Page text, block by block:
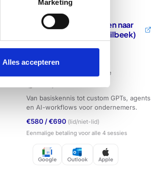
Marketing
Alles accepteren
ChatGPT: Van prompten naar
AI-workflows (Asse-Dilbeek)
Sessie2van4
13:30 - 17:15
Regio Asse-Dilbeek, Asse
Van basiskennis tot custom GPTs, agents
en AI-workflows voor ondernemers.
€580 /€690 (lid/niet-lid)
Eenmalige betaling voor alle4 sessies
Google Outlook Apple